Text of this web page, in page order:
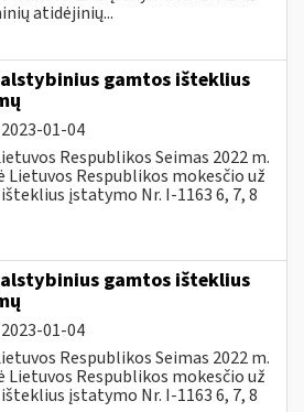
atidėjinių...
gamtos išteklius
2023-01-04
Respublikos Seimas 2022 m.
Lietuvos Respublikos mokesčio už
įstatymo Nr. I-1163 6, 7, 8
gamtos išteklius
2023-01-04
Respublikos Seimas 2022 m.
Lietuvos Respublikos mokesčio už
įstatymo Nr. I-1163 6, 7, 8